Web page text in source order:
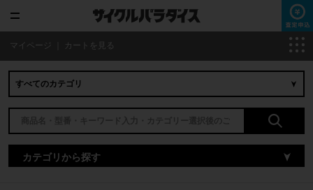
マイページ カートを見る
カテゴリから探す